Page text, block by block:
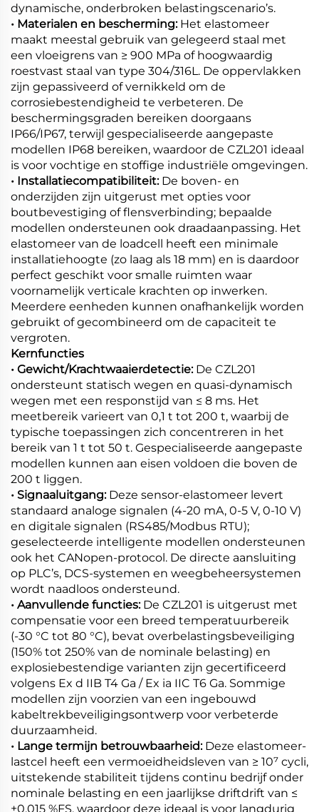
dynamische, onderbroken belastingscenario’s.
• Materialen en bescherming: Het elastomeer
maakt meestal gebruik van gelegeerd staal met
een vloeigrens van ≥ 900 MPa of hoogwaardig
roestvast staal van type 304/316L. De oppervlakken
zijn gepassiveerd of vernikkeld om de
corrosiebestendigheid te verbeteren. De
beschermingsgraden bereiken doorgaans
IP66/IP67, terwijl gespecialiseerde aangepaste
modellen IP68 bereiken, waardoor de CZL201 ideaal
is voor vochtige en stoffige industriële omgevingen.
• Installatiecompatibiliteit: De boven- en
onderzijden zijn uitgerust met opties voor
boutbevestiging of flensverbinding; bepaalde
modellen ondersteunen ook draadaanpassing. Het
elastomeer van de loadcell heeft een minimale
installatiehoogte (zo laag als 18 mm) en is daardoor
perfect geschikt voor smalle ruimten waar
voornamelijk verticale krachten op inwerken.
Meerdere eenheden kunnen onafhankelijk worden
gebruikt of gecombineerd om de capaciteit te
vergroten.
Kernfuncties
• Gewicht/Krachtwaaierdetectie: De CZL201
ondersteunt statisch wegen en quasi-dynamisch
wegen met een responstijd van ≤ 8 ms. Het
meetbereik varieert van 0,1 t tot 200 t, waarbij de
typische toepassingen zich concentreren in het
bereik van 1 t tot 50 t. Gespecialiseerde aangepaste
modellen kunnen aan eisen voldoen die boven de
200 t liggen.
• Signaaluitgang: Deze sensor-elastomeer levert
standaard analoge signalen (4-20 mA, 0-5 V, 0-10 V)
en digitale signalen (RS485/Modbus RTU);
geselecteerde intelligente modellen ondersteunen
ook het CANopen-protocol. De directe aansluiting
op PLC’s, DCS-systemen en weegbeheersystemen
wordt naadloos ondersteund.
• Aanvullende functies: De CZL201 is uitgerust met
compensatie voor een breed temperatuurbereik
(-30 °C tot 80 °C), bevat overbelastingsbeveiliging
(150% tot 250% van de nominale belasting) en
explosiebestendige varianten zijn gecertificeerd
volgens Ex d IIB T4 Ga / Ex ia IIC T6 Ga. Sommige
modellen zijn voorzien van een ingebouwd
kabeltrekbeveiligingsontwerp voor verbeterde
duurzaamheid.
• Lange termijn betrouwbaarheid: Deze elastomeer-
lastcel heeft een vermoeidheidsleven van ≥ 10⁷ cycli,
uitstekende stabiliteit tijdens continu bedrijf onder
nominale belasting en een jaarlijkse driftdrift van ≤
±0,015 %FS, waardoor deze ideaal is voor langdurig